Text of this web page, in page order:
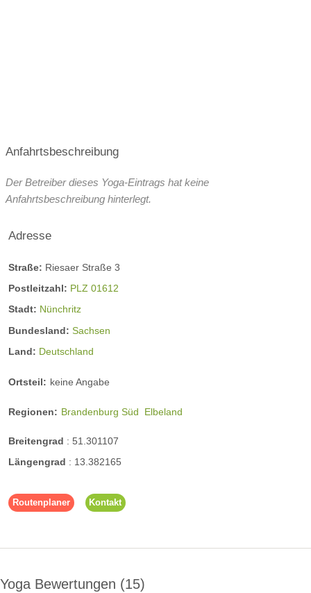
Anfahrtsbeschreibung
Der Betreiber dieses Yoga-Eintrags hat keine
Anfahrtsbeschreibung hinterlegt.
Adresse
Straße: Riesaer Straße 3
Postleitzahl: PLZ 01612
Stadt: Nünchritz
Bundesland: Sachsen
Land: Deutschland
Ortsteil: keine Angabe
Regionen: Brandenburg Süd Elbeland
Breitengrad : 51.301107
Längengrad : 13.382165
Routenplaner Kontakt
Yoga Bewertungen 15